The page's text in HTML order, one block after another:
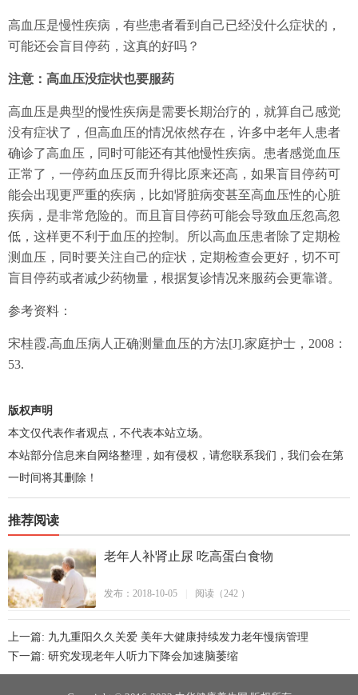
高血压是慢性疾病，有些患者看到自己已经没什么症状的，
可能还会盲目停药，这真的好吗？
注意：高血压没症状也要服药
高血压是典型的慢性疾病是需要长期治疗的，就算自己感觉
没有症状了，但高血压的情况依然存在，许多中老年人患者
确诊了高血压，同时可能还有其他慢性疾病。患者感觉血压
正常了，一停药血压反而升得比原来还高，如果盲目停药可
能会出现更严重的疾病，比如肾脏病变甚至高血压性的心脏
疾病，是非常危险的。而且盲目停药可能会导致血压忽高忽
低，这样更不利于血压的控制。所以高血压患者除了定期检
测血压，同时要关注自己的症状，定期检查会更好，切不可
盲目停药或者减少药物量，根据复诊情况来服药会更靠谱。
参考资料：
宋桂霞.高血压病人正确测量血压的方法[J].家庭护士，2008：
53.
版权声明
本文仅代表作者观点，不代表本站立场。
本站部分信息来自网络整理，如有侵权，请您联系我们，我们会在第
一时间将其删除！
推荐阅读
老年人补肾止尿 吃高蛋白食物
发布：2018-10-05 阅读（242 ）
上一篇: 九九重阳久久关爱 美年大健康持续发力老年慢病管理
下一篇: 研究发现老年人听力下降会加速脑萎缩